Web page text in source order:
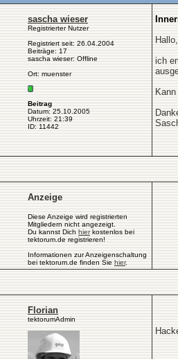
sascha wieser
Registrierter Nutzer
Registriert seit: 26.04.2004
Beiträge: 17
sascha wieser: Offline
Ort: muenster
Beitrag
Datum: 25.10.2005
Uhrzeit: 21:39
ID: 11442
Hallo,
ich
Anzeige
Diese Anzeige wird registrierten
Mitgliedern nicht angezeigt.
Du kannst Dich hierkostenlos bei
tektorum.de registrieren!
Informationen zur Anzeigenschaltung
bei tektorum.de finden Sie hier.
Florian
tektorumAdmin